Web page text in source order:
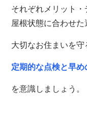
それぞれメリット・
屋根状態に合わせた
大切なお住まいを守
定期的な点検と早
を意識しましょう。